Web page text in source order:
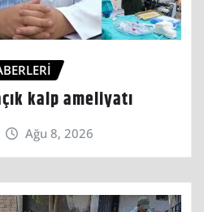
kalp ameliyatı
Ağu 8, 2026